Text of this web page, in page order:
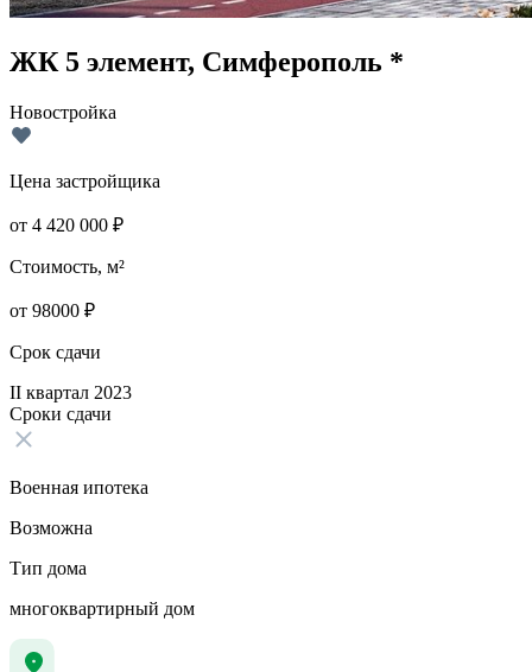
ЖК 5 элемент, Симферополь *
Новостройка
Цена застройщика
от 4 420 000 ₽
Стоимость, м²
от 98000 ₽
Срок сдачи
II квартал 2023
Сроки сдачи
Военная ипотека
Возможна
Тип дома
многоквартирный дом